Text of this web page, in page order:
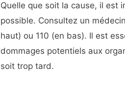
Quelle que soit la cause, il est
possible. Consultez un
haut) ou 110 (en bas). Il est
dommages potentiels aux
soit trop tard.